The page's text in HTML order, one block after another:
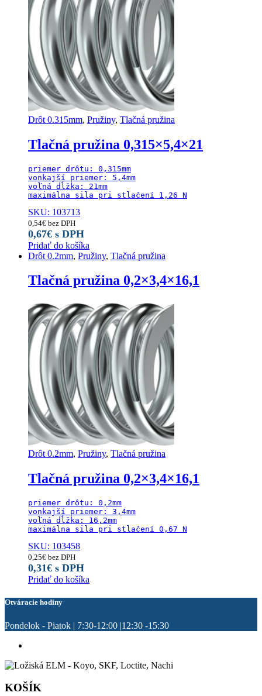
Drôt 0.315mm, Pružiny, Tlačná pružina
Tlačná pružina 0,315×5,4×21
priemer drôtu: 0,315mm
vonkajší priemer: 5,4mm
voľná dĺžka: 21mm
maximálna sila pri stlačení 1,26 N
SKU: 103713
0,54€ bez DPH
0,67€ s DPH
Pridať do košíka
Drôt 0.2mm, Pružiny, Tlačná pružina
Tlačná pružina 0,2×3,4×16,1
Drôt 0.2mm, Pružiny, Tlačná pružina
Tlačná pružina 0,2×3,4×16,1
priemer drôtu: 0,2mm
vonkajší priemer: 3,4mm
voľná dĺžka: 16,2mm
maximálna sila pri stlačení 0,67 N
SKU: 103458
0,25€ bez DPH
0,31€ s DPH
Pridať do košíka
Otváracie hodiny
Pondelok - Piatok | 7:30-12:00 |12:30 -15:30
KOŠÍK